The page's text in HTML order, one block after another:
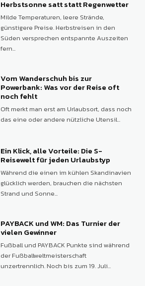
Herbstsonne satt statt Regenwetter
Milde Temperaturen, leere Strände,
günstigere Preise. Herbstreisen in den
Süden versprechen entspannte Auszeiten
fern...
Vom Wanderschuh bis zur
Powerbank: Was vor der Reise oft
noch fehlt
Oft merkt man erst am Urlaubsort, dass noch
das eine oder andere nützliche Utensil...
Ein Klick, alle Vorteile: Die S-
Reisewelt für jeden Urlaubstyp
Während die einen im kühlen Skandinavien
glücklich werden, brauchen die nächsten
Strand und Sonne...
PAYBACK und WM: Das Turnier der
vielen Gewinner
Fußball und PAYBACK Punkte sind während
der Fußballweltmeisterschaft
unzertrennlich. Noch bis zum 19. Juli...